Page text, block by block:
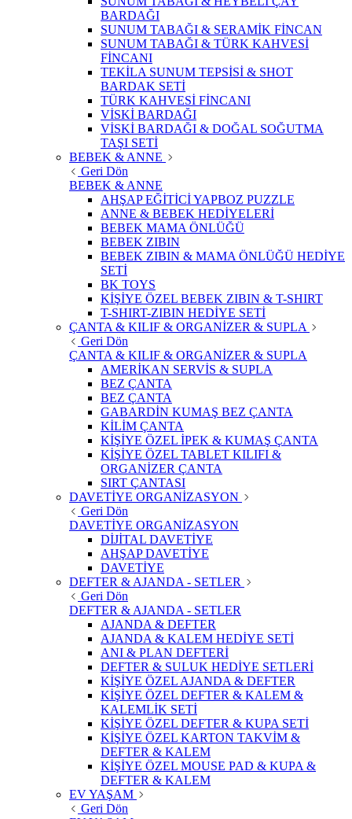
BARDAĞI
SUNUM TABAĞI & SERAMİK FİNCAN
SUNUM TABAĞI & TÜRK KAHVESİ
FİNCANI
TEKİLA SUNUM TEPSİSİ & SHOT
BARDAK SETİ
TÜRK KAHVESİ FİNCANI
VİSKİ BARDAĞI
VİSKİ BARDAĞI & DOĞAL SOĞUTMA
TAŞI SETİ
BEBEK & ANNE
Geri Dön
BEBEK & ANNE
AHŞAP EĞİTİCİ YAPBOZ PUZZLE
ANNE & BEBEK HEDİYELERİ
BEBEK MAMA ÖNLÜĞÜ
BEBEK ZIBIN
BEBEK ZIBIN & MAMA ÖNLÜĞÜ HEDİYE
SETİ
BK TOYS
KİŞİYE ÖZEL BEBEK ZIBIN & T-SHIRT
T-SHIRT-ZIBIN HEDİYE SETİ
ÇANTA & KILIF & ORGANİZER & SUPLA
Geri Dön
ÇANTA & KILIF & ORGANİZER & SUPLA
AMERİKAN SERVİS & SUPLA
BEZ ÇANTA
BEZ ÇANTA
GABARDİN KUMAŞ BEZ ÇANTA
KİLİM ÇANTA
KİŞİYE ÖZEL İPEK & KUMAŞ ÇANTA
KİŞİYE ÖZEL TABLET KILIFI &
ORGANİZER ÇANTA
SIRT ÇANTASI
DAVETİYE ORGANİZASYON
Geri Dön
DAVETİYE ORGANİZASYON
DİJİTAL DAVETİYE
AHŞAP DAVETİYE
DAVETİYE
DEFTER & AJANDA - SETLER
Geri Dön
DEFTER & AJANDA - SETLER
AJANDA & DEFTER
AJANDA & KALEM HEDİYE SETİ
ANI & PLAN DEFTERİ
DEFTER & SULUK HEDİYE SETLERİ
KİŞİYE ÖZEL AJANDA & DEFTER
KİŞİYE ÖZEL DEFTER & KALEM &
KALEMLİK SETİ
KİŞİYE ÖZEL DEFTER & KUPA SETİ
KİŞİYE ÖZEL KARTON TAKVİM &
DEFTER & KALEM
KİŞİYE ÖZEL MOUSE PAD & KUPA &
DEFTER & KALEM
EV YAŞAM
Geri Dön